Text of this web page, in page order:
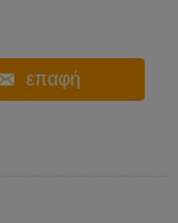
επαφή